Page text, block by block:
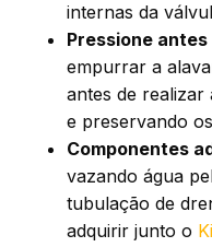
internas da
Pressione
empurrar a
antes de
e preservando
Componentes
vazando água
tubulação de
adquirir junto o